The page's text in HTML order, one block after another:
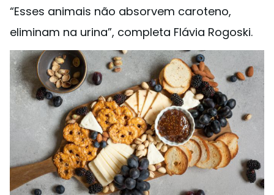
“Esses animais não absorvem caroteno,
eliminam na urina”, completa Flávia Rogoski.